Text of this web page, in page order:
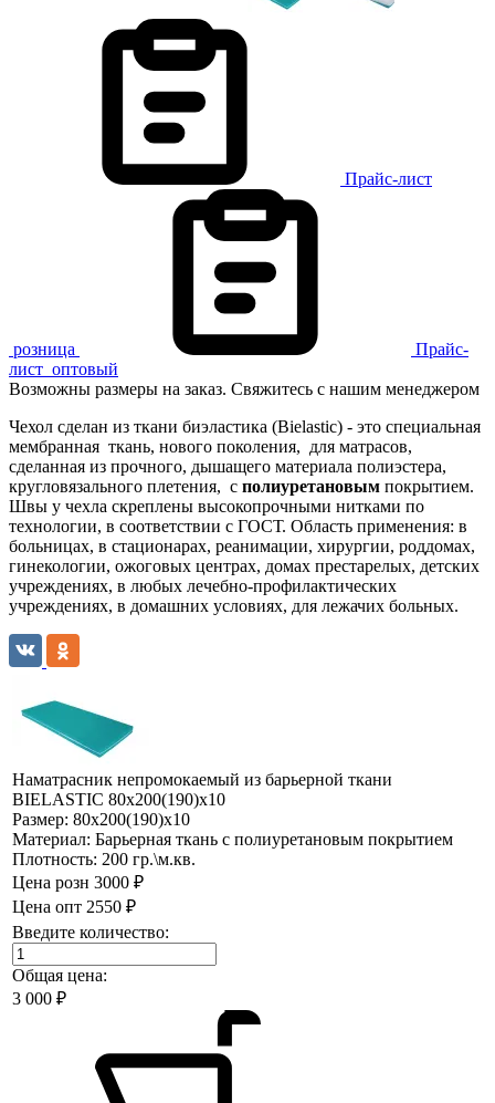
Прайс-лист
розница
Прайс-
лист оптовый
Возможны размеры на заказ. Свяжитесь с нашим менеджером
Чехол сделан из ткани биэластика (Bielastic) - это специальная
мембранная ткань, нового поколения, для матрасов,
сделанная из прочного, дышащего материала полиэстера,
кругловязального плетения, с полиуретановым покрытием.
Швы у чехла скреплены высокопрочными нитками по
технологии, в соответствии с ГОСТ. Область применения: в
больницах, в стационарах, реанимации, хирургии, роддомах,
гинекологии, ожоговых центрах, домах престарелых, детских
учреждениях, в любых лечебно-профилактических
учреждениях, в домашних условиях, для лежачих больных.
Наматрасник непромокаемый из барьерной ткани
BIELASTIC 80х200(190)х10
Размер: 80х200(190)х10
Материал: Барьерная ткань с полиуретановым покрытием
Плотность: 200 гр.\м.кв.
Цена розн 3000 ₽
Цена опт 2550 ₽
Введите количество:
Общая цена:
3 000 ₽